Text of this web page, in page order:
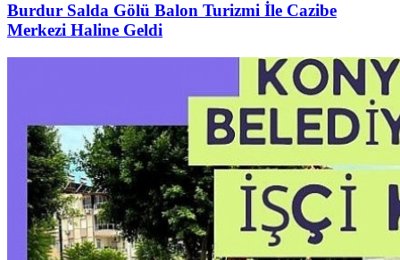
Burdur Salda Gölü Balon Turizmi İle Cazibe
Merkezi Haline Geldi